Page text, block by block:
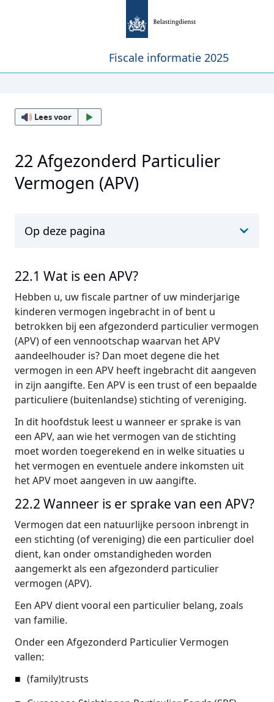
Fiscale informatie 2025
Lees voor
22 Afgezonderd Particulier
Vermogen (APV)
Op deze pagina
22.1 Wat is een APV?
Hebben u, uw fiscale partner of uw minderjarige
kinderen vermogen ingebracht in of bent u
betrokken bij een afgezonderd particulier vermogen
(APV) of een vennootschap waarvan het APV
aandeelhouder is? Dan moet degene die het
vermogen in een APV heeft ingebracht dit aangeven
in zijn aangifte. Een APV is een trust of een bepaalde
particuliere (buitenlandse) stichting of vereniging.
In dit hoofdstuk leest u wanneer er sprake is van
een APV, aan wie het vermogen van de stichting
moet worden toegerekend en in welke situaties u
het vermogen en eventuele andere inkomsten uit
het APV moet aangeven in uw aangifte.
22.2 Wanneer is er sprake van een APV?
Vermogen dat een natuurlijke persoon inbrengt in
een stichting (of vereniging) die een particulier doel
dient, kan onder omstandigheden worden
aangemerkt als een afgezonderd particulier
vermogen (APV).
Een APV dient vooral een particulier belang, zoals
van familie.
Onder een Afgezonderd Particulier Vermogen
vallen:
(family)trusts